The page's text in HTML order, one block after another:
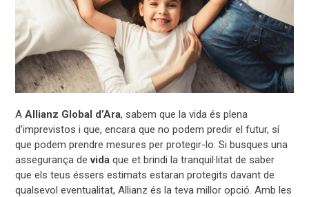
A Allianz Global d’Ara, sabem que la vida és plena
d’imprevistos i que, encara que no podem predir el futur, sí
que podem prendre mesures per protegir-lo. Si busques una
assegurança devidaque et brindi la tranquil·litat de saber
que els teus éssers estimats estaran protegits davant de
qualsevol eventualitat, Allianz és la teva millor opció. Amb les